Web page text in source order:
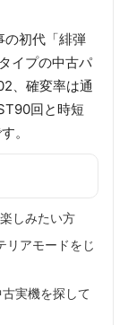
の初代「緋弾
イプの中古パ
、確変率は通
回と時短
。
しみたい方
リアモードをじ
実機を探して